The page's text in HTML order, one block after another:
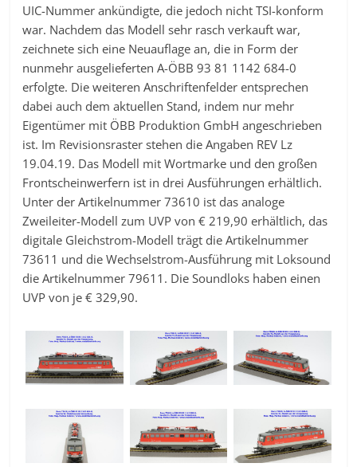
UIC-Nummer ankündigte, die jedoch nicht TSI-konform
war. Nachdem das Modell sehr rasch verkauft war,
zeichnete sich eine Neuauflage an, die in Form der
nunmehr ausgelieferten A-ÖBB 93 81 1142 684-0
erfolgte. Die weiteren Anschriftenfelder entsprechen
dabei auch dem aktuellen Stand, indem nur mehr
Eigentümer mit ÖBB Produktion GmbH angeschrieben
ist. Im Revisionsraster stehen die Angaben REV Lz
19.04.19. Das Modell mit Wortmarke und den großen
Frontscheinwerfern ist in drei Ausführungen erhältlich.
Unter der Artikelnummer 73610 ist das analoge
Zweileiter-Modell zum UVP von € 219,90 erhältlich, das
digitale Gleichstrom-Modell trägt die Artikelnummer
73611 und die Wechselstrom-Ausführung mit Loksound
die Artikelnummer 79611. Die Soundloks haben einen
UVP von je € 329,90.